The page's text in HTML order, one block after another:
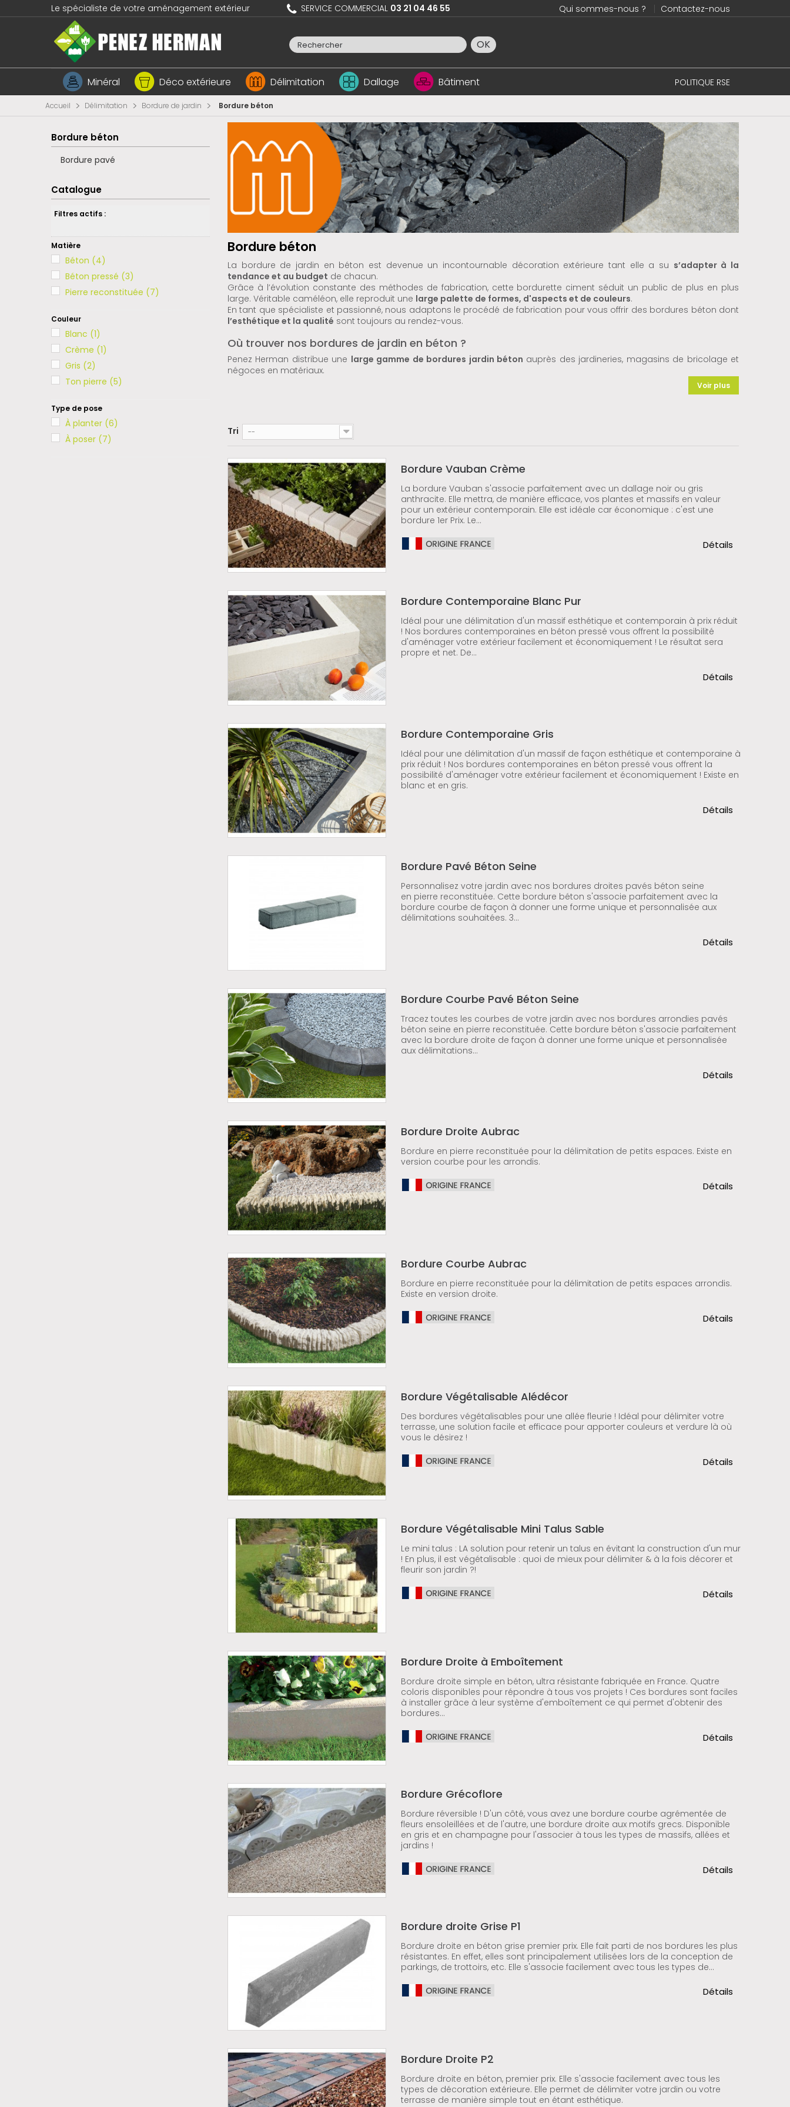
Le spécialiste de votre aménagement extérieur SERVICE COMMERCIAL 03 21 04 46 55 Qui sommes-nous ? Contactez-nous
POLITIQUE RSE
OK
Minéral Déco extérieure Délimitation Dallage Bâtiment
Accueil > Délimitation > Bordure de jardin > Bordure béton
Bordure béton
Bordure pavé
Catalogue
Filtres actifs :
Matière
Béton (4)
Béton pressé (3)
Pierre reconstituée (7)
Couleur
Blanc (1)
Crème (1)
Gris (2)
Ton pierre (5)
Type de pose
À planter (6)
À poser (7)
Bordure béton
La bordure de jardin en béton est devenue un incontournable décoration extérieure tant elle a su s’adapter à la
tendance et au budget de chacun.
Grâce à l’évolution constante des méthodes de fabrication, cette bordurette ciment séduit un public de plus en plus
large. Véritable caméléon, elle reproduit une large palette de formes, d'aspects et de couleurs.
En tant que spécialiste et passionné, nous adaptons le procédé de fabrication pour vous offrir des bordures béton dont
l’esthétique et la qualité sont toujours au rendez-vous.
Où trouver nos bordures de jardin en béton ?
Penez Herman distribue une large gamme de bordures jardin béton auprès des jardineries, magasins de bricolage et
négoces en matériaux.
Voir plus
Tri --
Bordure Vauban Crème
La bordure Vauban s'associe parfaitement avec un dallage noir ou gris
anthracite. Elle mettra, de manière efficace, vos plantes et massifs en valeur
pour un extérieur contemporain. Elle est idéale car économique : c'est une
bordure 1er Prix. Le...
Détails
Bordure Contemporaine Blanc Pur
Idéal pour une délimitation d'un massif esthétique et contemporain à prix réduit
! Nos bordures contemporaines en béton pressé vous offrent la possibilité
d'aménager votre extérieur facilement et économiquement ! Le résultat sera
propre et net. De...
Détails
Bordure Contemporaine Gris
Idéal pour une délimitation d'un massif de façon esthétique et contemporaine à
prix réduit ! Nos bordures contemporaines en béton pressé vous offrent la
possibilité d'aménager votre extérieur facilement et économiquement ! Existe en
blanc et en gris.
Détails
Bordure Pavé Béton Seine
Personnalisez votre jardin avec nos bordures droites pavés béton seine
en pierre reconstituée. Cette bordure béton s'associe parfaitement avec la
bordure courbe de façon à donner une forme unique et personnalisée aux
délimitations souhaitées. 3...
Détails
Bordure Courbe Pavé Béton Seine
Tracez toutes les courbes de votre jardin avec nos bordures arrondies pavés
béton seine en pierre reconstituée. Cette bordure béton s'associe parfaitement
avec la bordure droite de façon à donner une forme unique et personnalisée
aux délimitations...
Détails
Bordure Droite Aubrac
Bordure en pierre reconstituée pour la délimitation de petits espaces. Existe en
version courbe pour les arrondis.
Détails
Bordure Courbe Aubrac
Bordure en pierre reconstituée pour la délimitation de petits espaces arrondis.
Existe en version droite.
Détails
Bordure Végétalisable Alédécor
Des bordures végétalisables pour une allée fleurie ! Idéal pour délimiter votre
terrasse, une solution facile et efficace pour apporter couleurs et verdure là où
vous le désirez !
Détails
Bordure Végétalisable Mini Talus Sable
Le mini talus : LA solution pour retenir un talus en évitant la construction d'un mur
! En plus, il est végétalisable : quoi de mieux pour délimiter & à la fois décorer et
fleurir son jardin ?!
Détails
Bordure Droite à Emboîtement
Bordure droite simple en béton, ultra résistante fabriquée en France. Quatre
coloris disponibles pour répondre à tous vos projets ! Ces bordures sont faciles
à installer grâce à leur système d'emboîtement ce qui permet d'obtenir des
bordures...
Détails
Bordure Grécoflore
Bordure réversible ! D'un côté, vous avez une bordure courbe agrémentée de
fleurs ensoleillées et de l'autre, une bordure droite aux motifs grecs. Disponible
en gris et en champagne pour l'associer à tous les types de massifs, allées et
jardins !
Détails
Bordure droite Grise P1
Bordure droite en béton grise premier prix. Elle fait parti de nos bordures les plus
résistantes. En effet, elles sont principalement utilisées lors de la conception de
parkings, de trottoirs, etc. Elle s'associe facilement avec tous les types de...
Détails
Bordure Droite P2
Bordure droite en béton, premier prix. Elle s'associe facilement avec tous les
types de décoration extérieure. Elle permet de délimiter votre jardin ou votre
terrasse de manière simple tout en étant esthétique.